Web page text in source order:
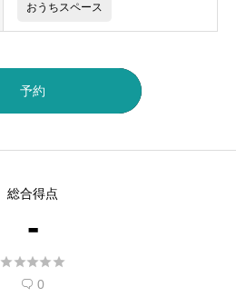
おうちスペース
予約
総合得点
-

 0